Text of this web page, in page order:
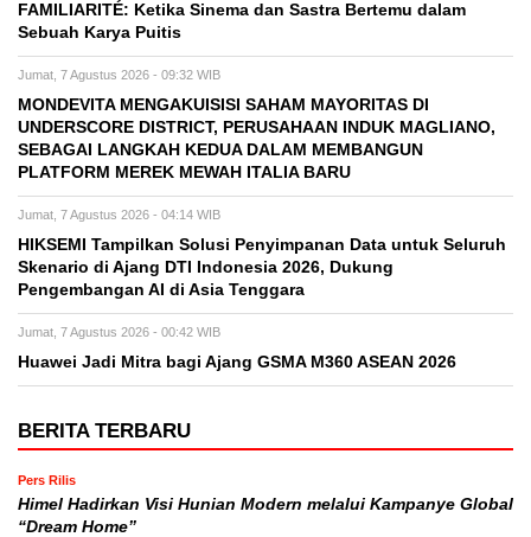
FAMILIARITÉ: Ketika Sinema dan Sastra Bertemu dalam
Sebuah Karya Puitis
Jumat, 7 Agustus 2026 - 09:32 WIB
MONDEVITA MENGAKUISISI SAHAM MAYORITAS DI
UNDERSCORE DISTRICT, PERUSAHAAN INDUK MAGLIANO,
SEBAGAI LANGKAH KEDUA DALAM MEMBANGUN
PLATFORM MEREK MEWAH ITALIA BARU
Jumat, 7 Agustus 2026 - 04:14 WIB
HIKSEMI Tampilkan Solusi Penyimpanan Data untuk Seluruh
Skenario di Ajang DTI Indonesia 2026, Dukung
Pengembangan AI di Asia Tenggara
Jumat, 7 Agustus 2026 - 00:42 WIB
Huawei Jadi Mitra bagi Ajang GSMA M360 ASEAN 2026
BERITA TERBARU
Pers Rilis
Himel Hadirkan Visi Hunian Modern melalui Kampanye Global
“Dream Home”